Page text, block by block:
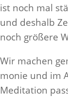
ist noch mal
und deshalb
noch größere
Wir machen
monie und im
Med­i­ta­tion